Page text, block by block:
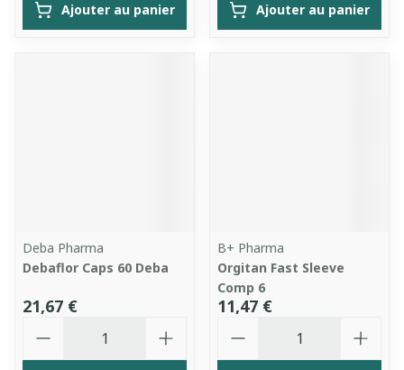
Ajouter au panier Ajouter au panier
Deba Pharma
Debaflor Caps 60 Deba
21,67 €
B+ Pharma
Orgitan Fast Sleeve
Comp 6
11,47 €